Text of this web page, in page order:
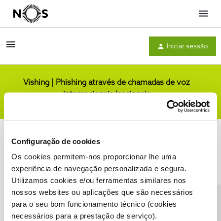
Configuração de cookies
Os cookies permitem-nos proporcionar lhe uma
experiência de navegação personalizada e segura.
Utilizamos cookies e/ou ferramentas similares nos
nossos websites ou aplicações que são necessários
para o seu bom funcionamento técnico (cookies
necessários para a prestação de serviço).
Menu
Iniciar sessão
Vishing | Phishing através de chamadas de voz
internacionais/nacionais
Condições do Fórum NOS Accessibility statement